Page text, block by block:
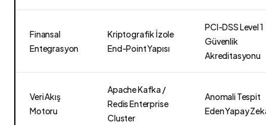
Finansal
Entegrasyon
Kriptografik İzole
End-Point Yapısı
PCI-DSS Level 1
Güvenlik
Akreditasyonu
Veri Akış
Motoru
Apache Kafka /
Redis Enterprise
Cluster
Anomali Tespit
Eden Yapay